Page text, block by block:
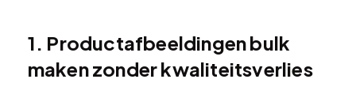
1. Productafbeeldingen bulk
maken zonder kwaliteitsverlies